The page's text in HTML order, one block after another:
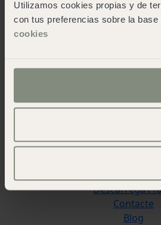
Utilizamos cookies propias y de
con tus preferencias sobre la
cookies
Cádiz
L'Escala Punta
As green as
Descarrega’t
Contacte
Blog